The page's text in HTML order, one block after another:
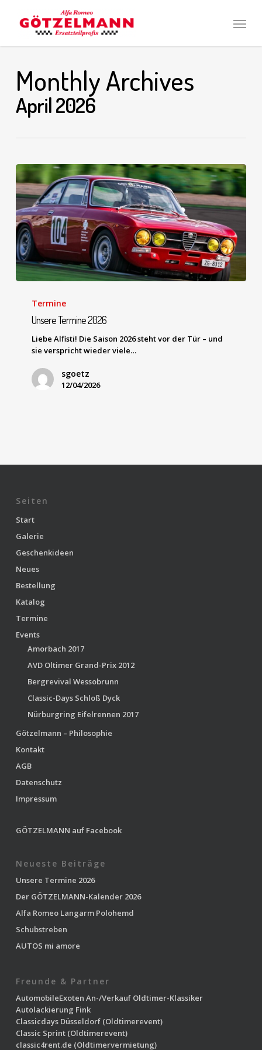
Menu
Monthly Archives
April 2026
Termine
Unsere Termine 2026
Liebe Alfisti! Die Saison 2026 steht vor der Tür – und
sie verspricht wieder viele…
sgoetz
12/04/2026
Seiten
Start
Galerie
Geschenkideen
Neues
Bestellung
Katalog
Termine
Events
Amorbach 2017
AVD Oltimer Grand-Prix 2012
Bergrevival Wessobrunn
Classic-Days Schloß Dyck
Nürburgring Eifelrennen 2017
Götzelmann – Philosophie
Kontakt
AGB
Datenschutz
Impressum
GÖTZELMANN auf Facebook
Neueste Beiträge
Unsere Termine 2026
Der GÖTZELMANN-Kalender 2026
Alfa Romeo Langarm Polohemd
Schubstreben
AUTOS mi amore
Freunde & Partner
AutomobileExoten An-/Verkauf Oldtimer-Klassiker
Autolackierung Fink
Classicdays Düsseldorf(Oldtimerevent)
Classic Sprint(Oldtimerevent)
classic4rent.de (Oldtimervermietung)